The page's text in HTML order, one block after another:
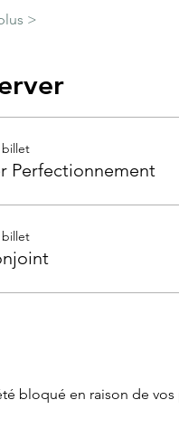
>
Perfectionnement
bloqué en raison de